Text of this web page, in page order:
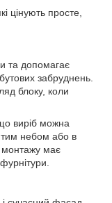
цінують просте,
та допомагає
забруднень.
блоку, коли
виріб можна
небом або в
монтажу має